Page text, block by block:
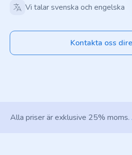
Vi talar svenska och engelska
Kontakta oss
Alla priser är exklusive 25% moms.